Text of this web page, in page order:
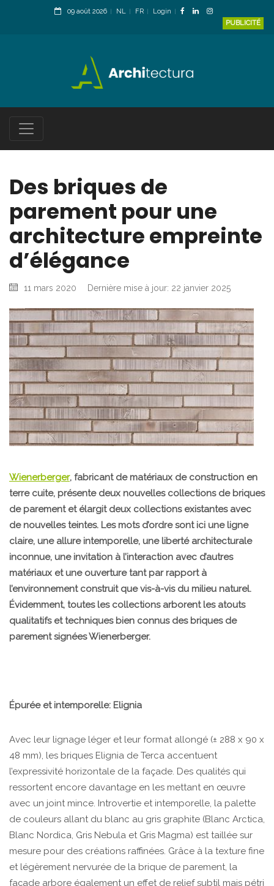
09 août 2026 NL FR
Login
PUBLICITÉ
Des briques de
parement pour une
architecture empreinte
d’élégance
11 mars 2020 Dernière mise à jour: 22 janvier 2025
Wienerberger, fabricant de matériaux de construction en
terre cuite, présente deux nouvelles collections de briques
de parement et élargit deux collections existantes avec
de nouvelles teintes. Les mots d’ordre sont ici une ligne
claire, une allure intemporelle, une liberté architecturale
inconnue, une invitation à l’interaction avec d’autres
matériaux et une ouverture tant par rapport à
l’environnement construit que vis-à-vis du milieu naturel.
Évidemment, toutes les collections arborent les atouts
qualitatifs et techniques bien connus des briques de
parement signées Wienerberger.
Épurée et intemporelle: Elignia
Avec leur lignage léger et leur format allongé (± 288 x 90 x
48 mm), les briques Elignia de Terca accentuent
l’expressivité horizontale de la façade. Des qualités qui
ressortent encore davantage en les mettant en œuvre
avec un joint mince. Introvertie et intemporelle, la palette
de couleurs allant du blanc au gris graphite (Blanc Arctica,
Blanc Nordica, Gris Nebula et Gris Magma) est taillée sur
mesure pour des créations raffinées. Grâce à la texture fine
et légèrement nervurée de la brique de parement, la
façade arbore également un effet de relief subtil mais pétri